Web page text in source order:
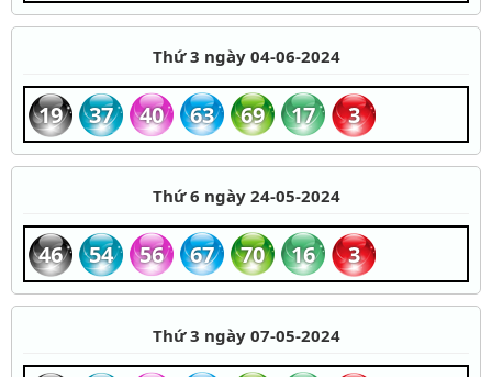
Thứ 3 ngày 04-06-2024
19 37 40 63 69 17 3
Thứ 6 ngày 24-05-2024
46 54 56 67 70 16 3
Thứ 3 ngày 07-05-2024